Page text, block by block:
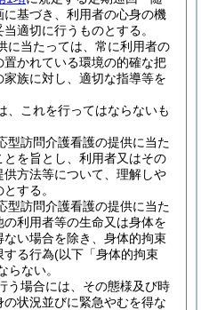
基づき、利用者の心身の機
適切に行うものとする。
に当たっては、常に利用者の
かれている環境の的確な把
族に対し、適切な指導等を
、これを行ってはならないも
型訪問介護看護の提供に当た
を旨とし、利用者又はその
方法等について、理解しや
する。
型訪問介護看護の提供に当た
利用者等の生命又は身体を
い場合を除き、身体的拘束
する行為(以下「身体的拘束
らない。
う場合には、その態様及び時
状況並びに緊急やむを得な